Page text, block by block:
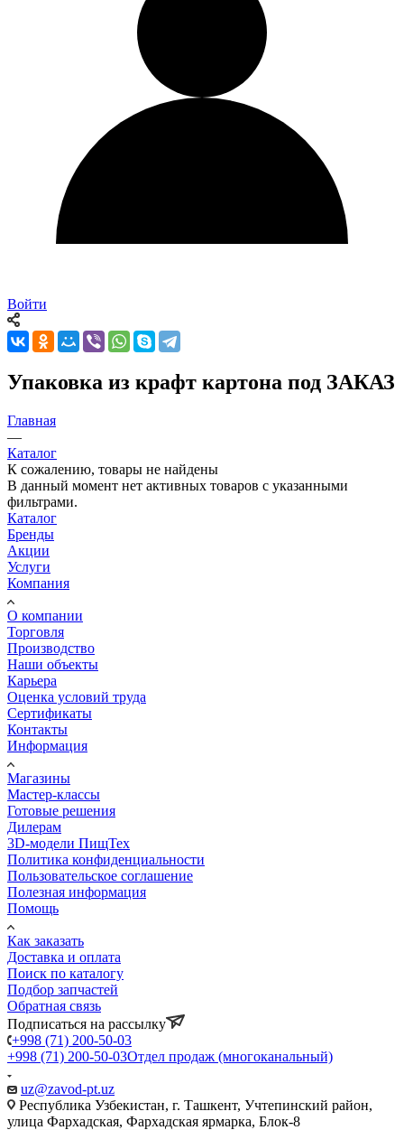
Войти
Упаковка из крафт картона под ЗАКАЗ
Главная
—
Каталог
К сожалению, товары не найдены
В данный момент нет активных товаров с указанными
фильтрами.
Каталог
Бренды
Акции
Услуги
Компания
О компании
Торговля
Производство
Наши объекты
Карьера
Оценка условий труда
Сертификаты
Контакты
Информация
Магазины
Мастер-классы
Готовые решения
Дилерам
3D-модели ПищТех
Политика конфиденциальности
Пользовательское соглашение
Полезная информация
Помощь
Как заказать
Доставка и оплата
Поиск по каталогу
Подбор запчастей
Обратная связь
Подписаться на рассылку
+998 (71) 200-50-03
+998 (71) 200-50-03Отдел продаж (многоканальный)
uz@zavod-pt.uz
Республика Узбекистан, г. Ташкент, Учтепинский район,
улица Фархадская, Фархадская ярмарка, Блок-8